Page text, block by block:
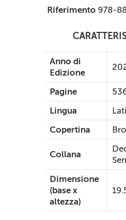
Riferimento 978-
Anno di
Edizione
Pagine
Lingua
Copertina
Collana
Dimensione
(base x
altezza)